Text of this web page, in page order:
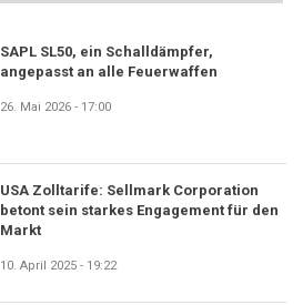
SAPL SL50, ein Schalldämpfer,
angepasst an alle Feuerwaffen
26. Mai 2026 - 17:00
USA Zolltarife: Sellmark Corporation
betont sein starkes Engagement für den
Markt
10. April 2025 - 19:22